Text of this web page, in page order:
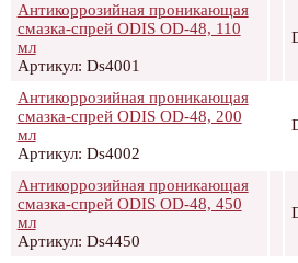
Антикоррозийная проникающая
смазка-спрей ODIS OD-48, 110
мл
Артикул: Ds4001
Антикоррозийная проникающая
смазка-спрей ODIS OD-48, 200
мл
Артикул: Ds4002
Антикоррозийная проникающая
смазка-спрей ODIS OD-48, 450
мл
Артикул: Ds4450